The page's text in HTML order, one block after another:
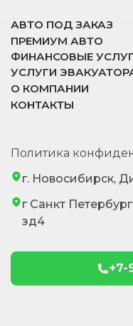
АВТО ПОД ЗАКАЗ
ПРЕМИУМ АВТО
ФИНАНСОВЫЕ
УСЛУГИ
О КОМПАНИИ
КОНТАКТЫ
Политика
г. Новосибирск,
г Санкт
зд4
+7-